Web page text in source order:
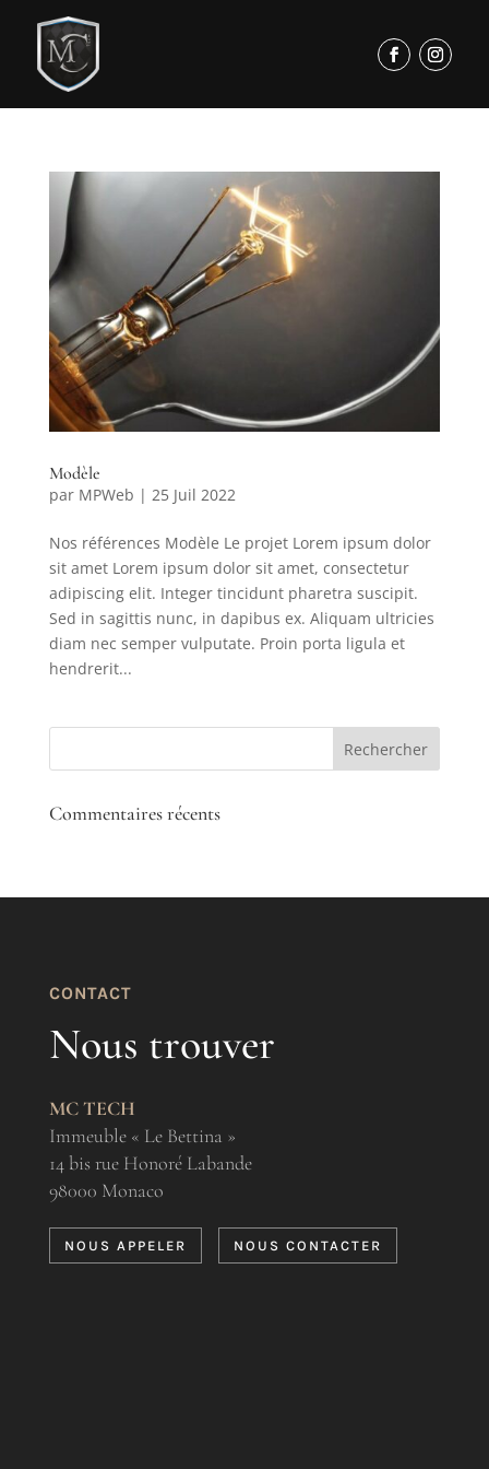
Modèle
par MPWeb | 25 Juil 2022
Nos références Modèle Le projet Lorem ipsum dolor
sit amet Lorem ipsum dolor sit amet, consectetur
adipiscing elit. Integer tincidunt pharetra suscipit.
Sed in sagittis nunc, in dapibus ex. Aliquam ultricies
diam nec semper vulputate. Proin porta ligula et
hendrerit...
Commentaires récents
CONTACT
Nous trouver
MC TECH
Immeuble « Le Bettina »
14 bis rue Honoré Labande
98000 Monaco
NOUS APPELER NOUS CONTACTER